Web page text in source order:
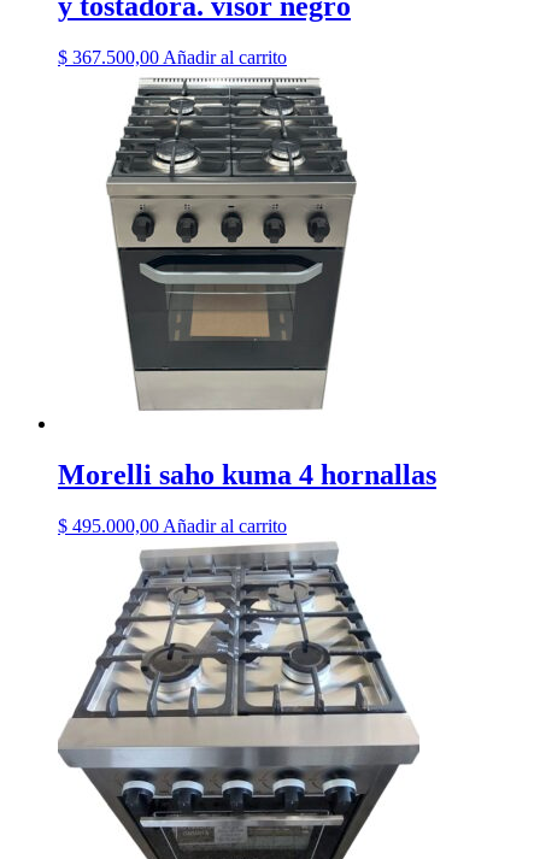
$ 367.500,00 Añadir al carrito
Morelli saho kuma 4 hornallas
$ 495.000,00 Añadir al carrito